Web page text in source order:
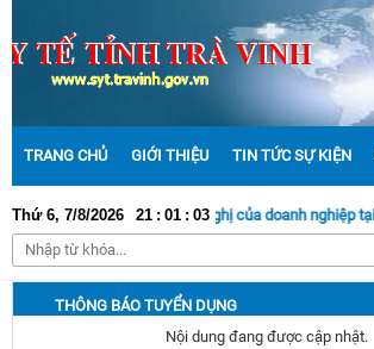
TRANG CHỦ GIỚI THIỆU TIN TỨC SỰ KIỆN
Thứ 6, 7/8/2026 21 : 01 : 04
câu hỏi, kiến nghị của doanh nghiệp tại đây
THÔNG BÁO TUYỂN DỤNG
Nội dung đang được cập nhật.